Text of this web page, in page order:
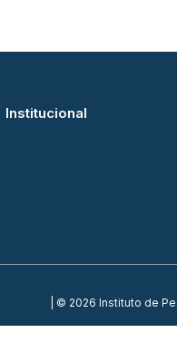
Institucional
| © 2026 Instituto de